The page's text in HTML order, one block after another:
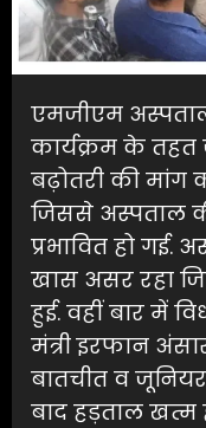
एमजीएम
कार्यक्रम के तहत
बढ़ोतरी की
जिससे अस्पताल
प्रभावित हो गई.
खास असर रहा
हुई. वहीं बार में
मंत्री इरफान
बातचीत व
बाद हड़ताल खत्म